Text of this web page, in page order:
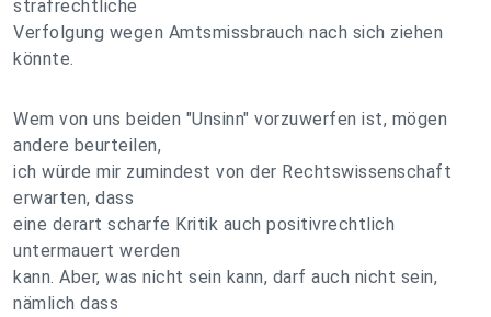
strafrechtliche
Verfolgung wegen Amtsmissbrauch nach sich ziehen
könnte.
Wem von uns beiden "Unsinn" vorzuwerfen ist, mögen
andere beurteilen,
ich würde mir zumindest von der Rechtswissenschaft
erwarten, dass
eine derart scharfe Kritik auch positivrechtlich
untermauert werden
kann. Aber, was nicht sein kann, darf auch nicht sein,
nämlich dass